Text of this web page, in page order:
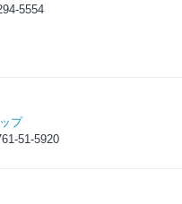
5554
プ
51-5920